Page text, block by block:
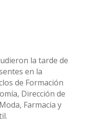
la tarde de
en la
de Formación
Dirección de
Farmacia y